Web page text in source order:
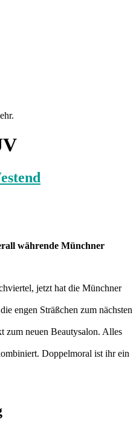
währende Münchner
jetzt hat die Münchner
engen Sträßchen zum nächsten
zum neuen Beautysalon. Alles
Doppelmoral ist ihr ein